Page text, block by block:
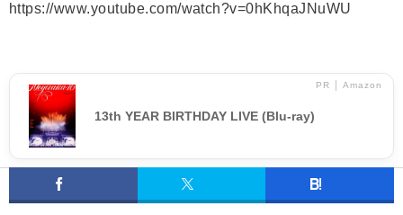
https://www.youtube.com/watch?v=0hKhqaJNuWU
PR │ Amazon
13th YEAR BIRTHDAY LIVE (Blu-ray)